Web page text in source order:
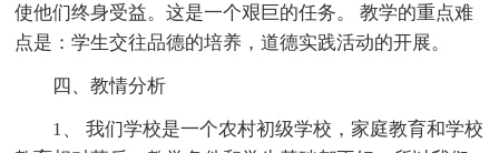
使他们终身受益。这是一个艰巨的任务。 教学的重点难
点是：学生交往品德的培养，道德实践活动的开展。
四、教情分析
1、 我们学校是一个农村初级学校，家庭教育和学校